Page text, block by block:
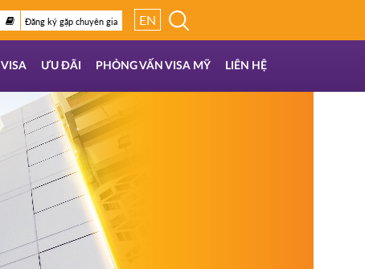
Đăng ký gặp chuyên gia EN
VISA ƯU ĐÃI PHỎNG VẤN VISA MỸ LIÊN HỆ